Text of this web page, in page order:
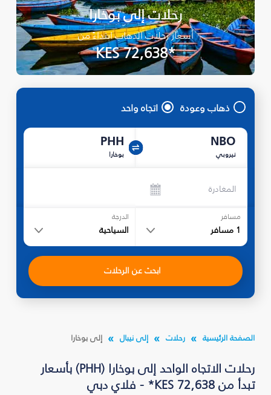
رحلات إلى بوخارا
أسعار رحلات الذهاب ابتداءً من
*KES 72,638
ذهاب وعودة اتجاه واحد
NBO
نيروبي
PHH
بوخارا
المغادرة
مسافر
1 مسافر
الدرجة
السياحية
ابحث عن الرحلات
الصفحة الرئيسية رحلات إلى نيبال إلى بوخارا
رحلات الاتجاه الواحد إلى بوخارا (PHH) بأسعار
تبدأ من KES 72,638* - فلاي دبي